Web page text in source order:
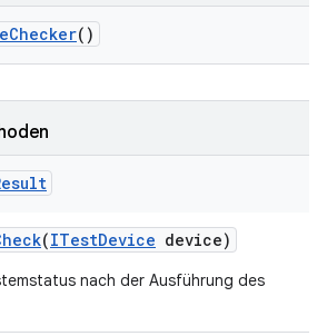
Checker()
(ITestDevice device)
nach der Ausführung des